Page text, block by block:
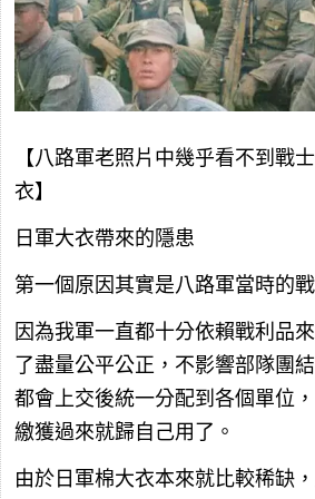
【八路軍老照片中幾乎看不到戰
衣】
日軍大衣帶來的隱患
第一個原因其實是八路軍當時的
因為我軍一直都十分依賴戰利品
了盡量公平公正，不影響部隊團
都會上交後統一分配到各個單位
繳獲過來就歸自己用了。
由於日軍棉大衣本來就比較稀缺